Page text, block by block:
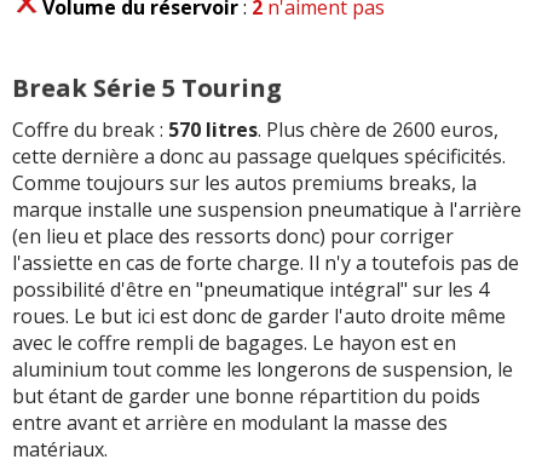
Volume du réservoir: 2 n'aiment pas
Break Série 5 Touring
Coffre du break : 570 litres. Plus chère de 2600 euros,
cette dernière a donc au passage quelques spécificités.
Comme toujours sur les autos premiums breaks, la
marque installe une suspension pneumatique à l'arrière
(en lieu et place des ressorts donc) pour corriger
l'assiette en cas de forte charge. Il n'y a toutefois pas de
possibilité d'être en "pneumatique intégral" sur les 4
roues. Le but ici est donc de garder l'auto droite même
avec le coffre rempli de bagages. Le hayon est en
aluminium tout comme les longerons de suspension, le
but étant de garder une bonne répartition du poids
entre avant et arrière en modulant la masse des
matériaux.